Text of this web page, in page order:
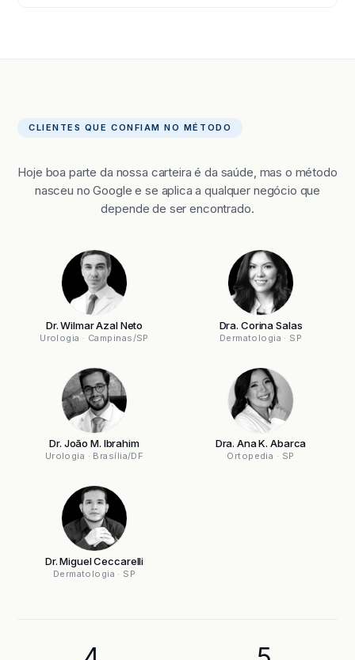
CLIENTES QUE CONFIAM NO MÉTODO
Hoje boa parte da nossa carteira é da saúde, mas o método
nasceu no Google e se aplica a qualquer negócio que
depende de ser encontrado.
Dr. Wilmar Azal Neto
Urologia · Campinas/SP
Dra. Corina Salas
Dermatologia · SP
Dr. João M. Ibrahim
Urologia · Brasília/DF
Dra. Ana K. Abarca
Ortopedia · SP
Dr. Miguel Ceccarelli
Dermatologia · SP